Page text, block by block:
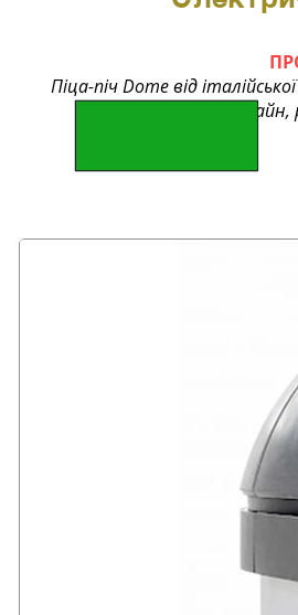
Піца-піч Dome від
стильний